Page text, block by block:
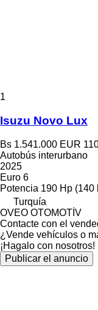
1
Isuzu Novo Lux
Bs 1.541.000 EUR
Autobús interurbano
2025
Euro 6
Potencia 190 Hp (140
Turquía
OVEO OTOMOTİV
Contacte con el
¿Vende vehículos o
¡Hagalo con nosotros!
Publicar el anuncio